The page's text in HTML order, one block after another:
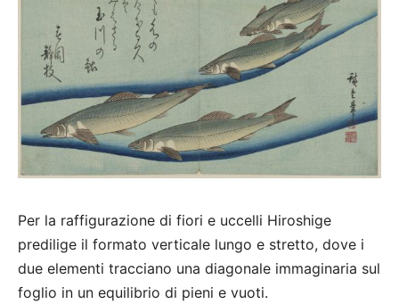
Per la raffigurazione di fiori e uccelli Hiroshige
predilige il formato verticale lungo e stretto, dove i
due elementi tracciano una diagonale immaginaria sul
foglio in un equilibrio di pieni e vuoti.